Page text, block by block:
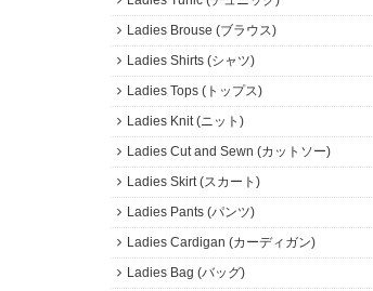
Ladies Brouse (ブラウス)
Ladies Shirts (シャツ)
Ladies Tops (トップス)
Ladies Knit (ニット)
Ladies Cut and Sewn (カットソー)
Ladies Skirt (スカート)
Ladies Pants (パンツ)
Ladies Cardigan (カーディガン)
Ladies Bag (バッグ)